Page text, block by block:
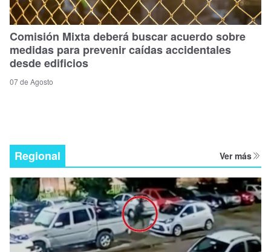
Comisión Mixta deberá buscar acuerdo sobre
medidas para prevenir caídas accidentales
desde edificios
07 de Agosto
Regional Ver más